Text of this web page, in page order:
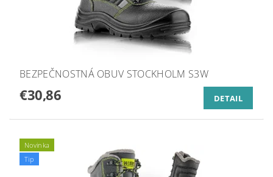
BEZPEČNOSTNÁ OBUV STOCKHOLM S3W
€30,86 DETAIL
Novinka
Tip